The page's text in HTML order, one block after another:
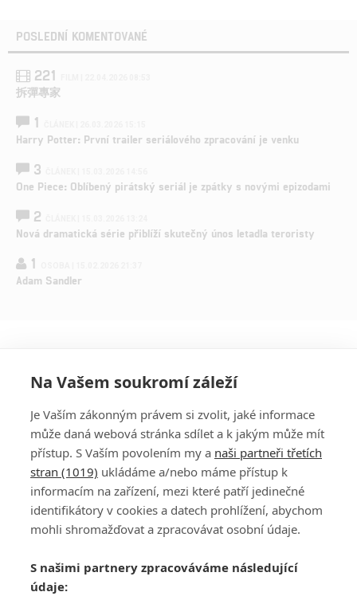
POSLEDNÍ KOMENTOVANÉ
221
拆彈專家
1
Harry Potter: První trailer seriálového zpracování je venku
3
One Piece: Oblíbený pirátský seriál je zpátky s novými epizodami
2
Nová dramatická série přiblíží skutečný únos letadla teroristy
1
Adam Sandler
PŘIHLÁSIT
REGISTROVAT
DISKUZE
Šéfredaktorkou webu jePetr Slavík, e-mailserialy@fandimefilmu.cz
Máte-li zájem o inzerci na našem webu napište nám na e-mail
Na Vašem soukromí záleží
Je Vaším zákonným právem si zvolit, jaké informace
může daná webová stránka sdílet a k jakým může mít
přístup. S Vaším povolením my a naši partneři třetích
stran (1019) ukládáme a/nebo máme přístup k
informacím na zařízení, mezi které patří jedinečné
identifikátory v cookies a datech prohlížení, abychom
mohli shromažďovat a zpracovávat osobní údaje.
S našimi partnery zpracováváme následující
údaje: